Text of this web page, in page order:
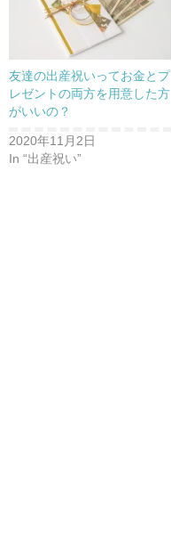
友達の出産祝いってお金とプ
レゼントの両方を用意した方
がいいの？
2020年11月2日
In “出産祝い”